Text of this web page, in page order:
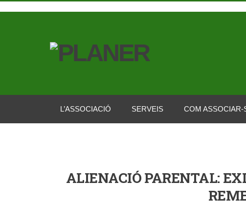
L’ASSOCIACIÓ SERVEIS COM ASSOCIAR-
ALIENACIÓ PARENTAL: